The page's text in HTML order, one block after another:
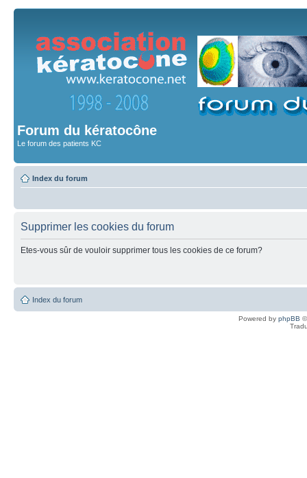
Forum du kératocône
Le forum des patients KC
Index du forum
Supprimer les cookies du forum
Etes-vous sûr de vouloir supprimer tous les cookies de ce forum?
Index du forum
Powered by phpBB